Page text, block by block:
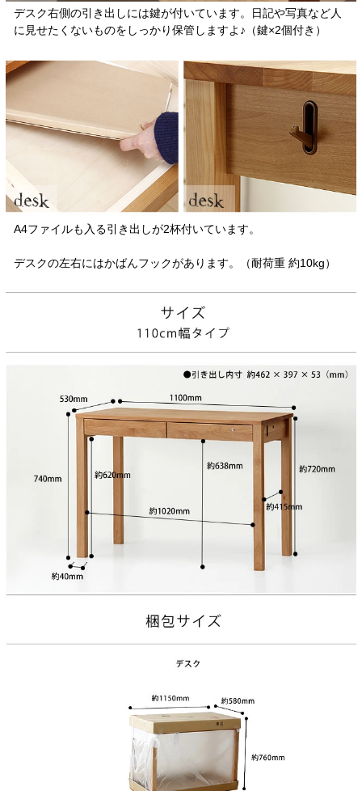
デスク右側の引き出しには鍵が付いています。日記や写真など人
に見せたくないものをしっかり保管しますよ♪（鍵×2個付き）
A4ファイルも入る引き出しが2杯付いています。
デスクの左右にはかばんフックがあります。（耐荷重 約10kg）